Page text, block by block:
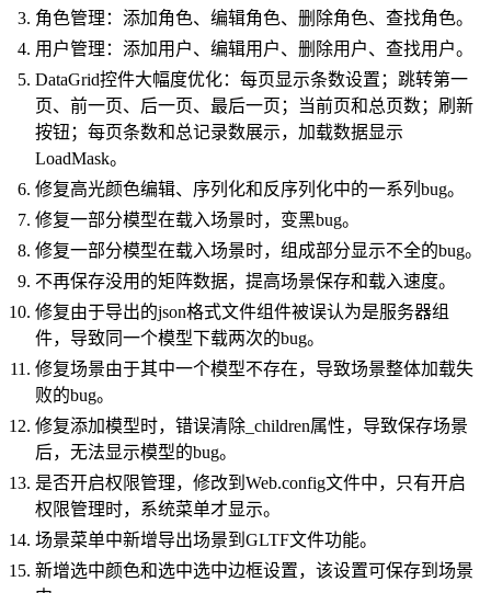
角色管理：添加角色、编辑角色、删除角色、查找角色。
用户管理：添加用户、编辑用户、删除用户、查找用户。
DataGrid控件大幅度优化：每页显示条数设置；跳转第一
页、前一页、后一页、最后一页；当前页和总页数；刷新
按钮；每页条数和总记录数展示，加载数据显示
LoadMask。
修复高光颜色编辑、序列化和反序列化中的一系列bug。
修复一部分模型在载入场景时，变黑bug。
修复一部分模型在载入场景时，组成部分显示不全的bug。
不再保存没用的矩阵数据，提高场景保存和载入速度。
修复由于导出的json格式文件组件被误认为是服务器组
件，导致同一个模型下载两次的bug。
修复场景由于其中一个模型不存在，导致场景整体加载失
败的bug。
修复添加模型时，错误清除_children属性，导致保存场景
后，无法显示模型的bug。
是否开启权限管理，修改到Web.config文件中，只有开启
权限管理时，系统菜单才显示。
场景菜单中新增导出场景到GLTF文件功能。
新增选中颜色和选中选中边框设置，该设置可保存到场景